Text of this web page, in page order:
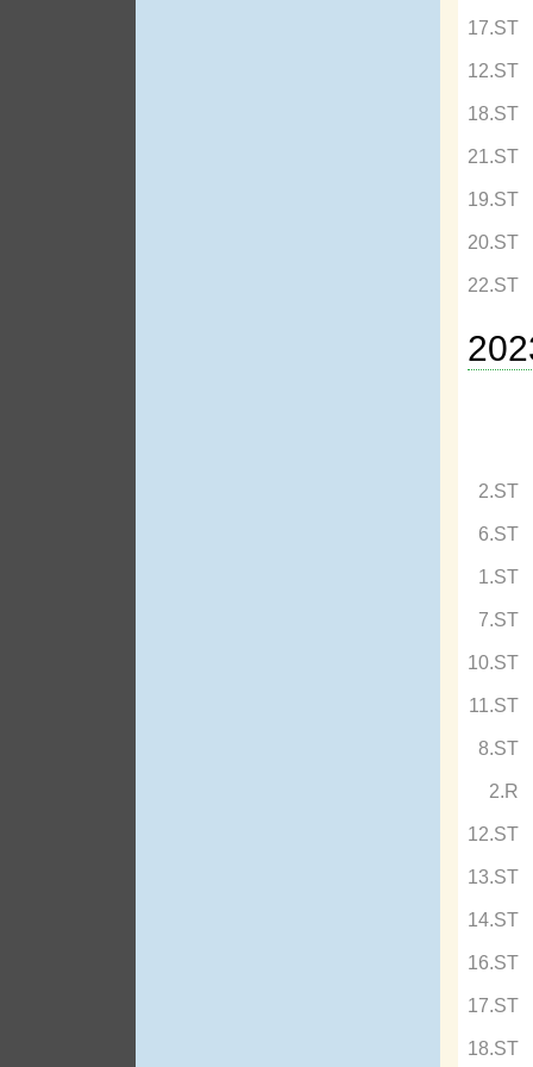
17.ST
12.ST
18.ST
21.ST
19.ST
20.ST
22.ST
2.ST
6.ST
1.ST
7.ST
10.ST
11.ST
8.ST
2.R
12.ST
13.ST
14.ST
16.ST
17.ST
18.ST